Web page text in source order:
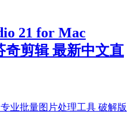
21 for Mac
奇剪辑 最新中文直